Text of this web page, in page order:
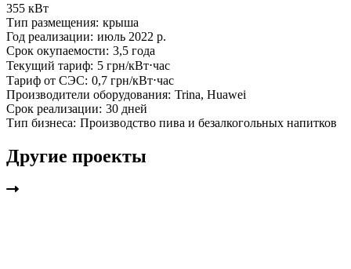
355 кВт
Тип размещения: крыша
Год реализации: июль 2022 р.
Срок окупаемости: 3,5 года
Текущий тариф: 5 грн/кВт⋅час
Тариф от СЭС: 0,7 грн/кВт⋅час
Производители оборудования: Trina, Huawei
Срок реализации: 30 дней
Тип бизнеса: Производство пива и безалкогольных напитков
Другие проекты